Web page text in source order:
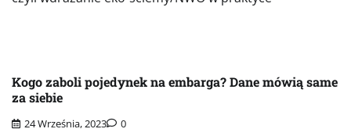
Kogo zaboli pojedynek na embarga? Dane mówią same
za siebie
24 Września, 2023 0